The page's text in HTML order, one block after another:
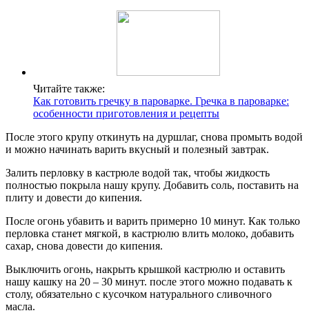
Читайте также:
Как готовить гречку в пароварке. Гречка в пароварке:
особенности приготовления и рецепты
После этого крупу откинуть на дуршлаг, снова промыть водой
и можно начинать варить вкусный и полезный завтрак.
Залить перловку в кастрюле водой так, чтобы жидкость
полностью покрыла нашу крупу. Добавить соль, поставить на
плиту и довести до кипения.
После огонь убавить и варить примерно 10 минут. Как только
перловка станет мягкой, в кастрюлю влить молоко, добавить
сахар, снова довести до кипения.
Выключить огонь, накрыть крышкой кастрюлю и оставить
нашу кашку на 20 – 30 минут. после этого можно подавать к
столу, обязательно с кусочком натурального сливочного
масла.